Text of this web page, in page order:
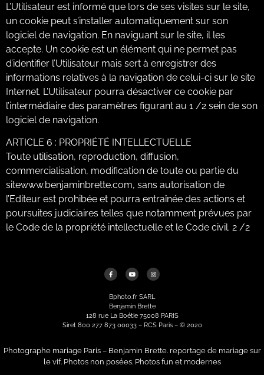
L’Utilisateur est informé que lors de ses visites sur le site,
un cookie peut s’installer automatiquement sur son
logiciel de navigation. En naviguant sur le site, il les
accepte. Un cookie est un élément qui ne permet pas
d’identifier l’Utilisateur mais sert à enregistrer des
informations relatives à la navigation de celui-ci sur le site
Internet. L’Utilisateur pourra désactiver ce cookie par
l’intermédiaire des paramètres figurant au 1 /2 sein de son
logiciel de navigation.
ARTICLE 6 : PROPRIÉTÉ INTELLECTUELLE
Toute utilisation, reproduction, diffusion,
commercialisation, modification de toute ou partie du
sitewww.benjaminbrette.com, sans autorisation de
l’Editeur est prohibée et pourra entraînée des actions et
poursuites judiciaires telles que notamment prévues par
le Code de la propriété intellectuelle et le Code civil. 2 /2
Bphoto.fr SARL
Benjamin Brette
128 rue La Boétie 75008 PARIS
Siret 800 277 873 00033 – RCS Paris – © 2020
Photographe mariage Paris – Benjamin Brette. reportage de mariage sur
le vif. Photos non posées. Photos fun et modernes